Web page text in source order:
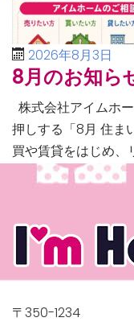
2026年8月3日
8月のお知ら
株式会社アイムホ
押しする「8月 住ま
買や賃貸をはじめ、
不動産に関するあ
〒350-1234